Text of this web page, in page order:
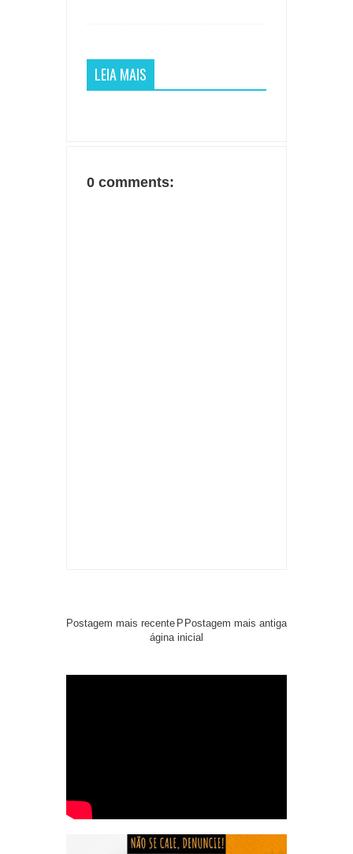
LEIA MAIS
0 comments:
Postagem mais recente Postagem mais antiga
P
ágina inicial